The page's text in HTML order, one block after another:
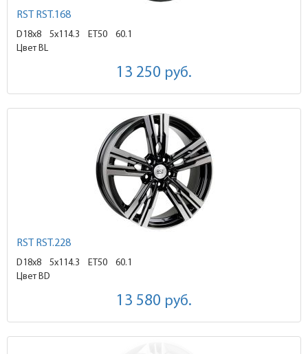
RST RST.168
D18x8 5x114.3 ET50
60.1
Цвет BL
13 250 руб.
RST RST.228
D18x8 5x114.3 ET50
60.1
Цвет BD
13 580 руб.